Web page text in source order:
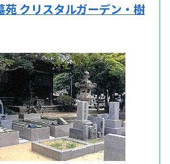
苑 クリスタルガーデン・樹